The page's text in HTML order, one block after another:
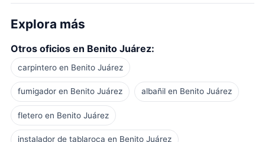
Explora más
Otros oficios en Benito Juárez:
carpintero en Benito Juárez
fumigador en Benito Juárez albañil en Benito Juárez
fletero en Benito Juárez
instalador de tablaroca en Benito Juárez